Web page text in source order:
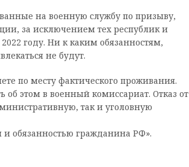
на военную службу по призыву,
за исключением тех республик и
году. Ни к каким обязанностям,
не будут.
по месту фактического проживания.
этом в военный комиссариат. Отказ от
так и уголовную
и обязанностью гражданина РФ».